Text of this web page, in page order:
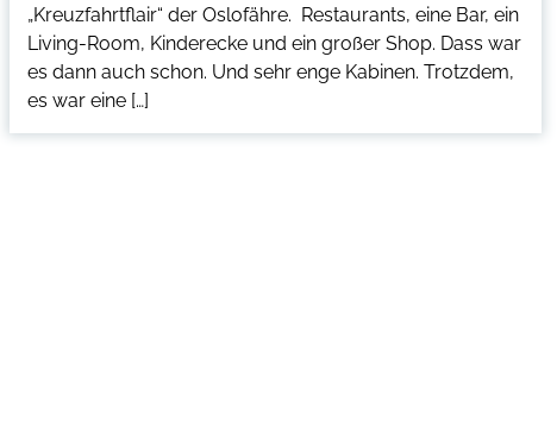
„Kreuzfahrtflair“ der Oslofähre. Restaurants, eine Bar, ein
Living-Room, Kinderecke und ein großer Shop. Dass war
es dann auch schon. Und sehr enge Kabinen. Trotzdem,
es war eine […]